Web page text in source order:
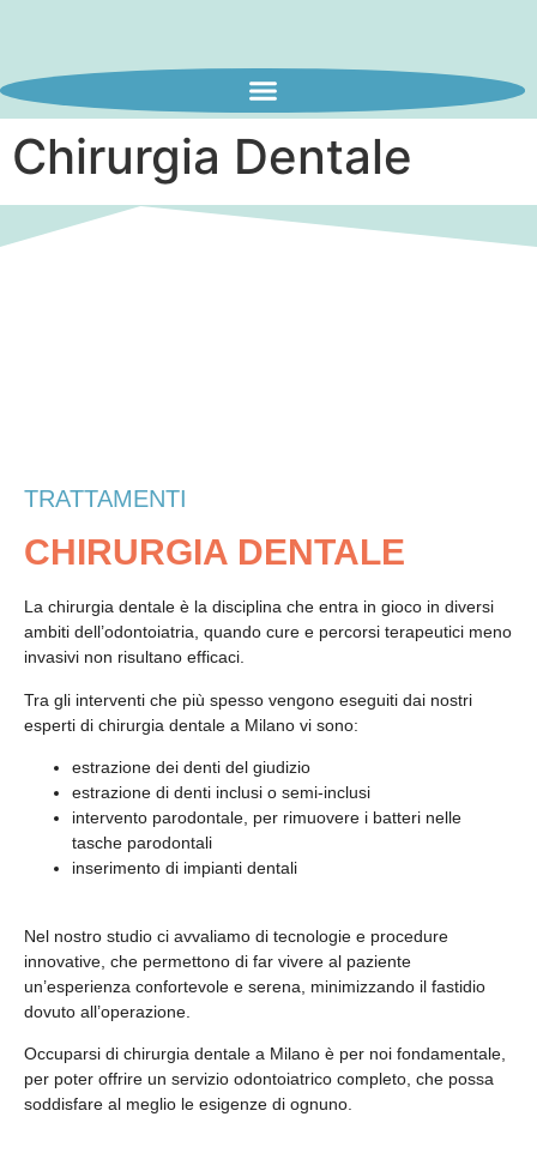
Chirurgia Dentale
TRATTAMENTI
CHIRURGIA DENTALE
La chirurgia dentale è la disciplina che entra in gioco in diversi
ambiti dell’odontoiatria, quando cure e percorsi terapeutici meno
invasivi non risultano efficaci.
Tra gli interventi che più spesso vengono eseguiti dai nostri
esperti di chirurgia dentale a Milano vi sono:
estrazione dei denti del giudizio
estrazione di denti inclusi o semi-inclusi
intervento parodontale, per rimuovere i batteri nelle
tasche parodontali
inserimento di impianti dentali
Nel nostro studio ci avvaliamo di tecnologie e procedure
innovative, che permettono di far vivere al paziente
un’esperienza confortevole e serena, minimizzando il fastidio
dovuto all’operazione.
Occuparsi di chirurgia dentale a Milano è per noi fondamentale,
per poter offrire un servizio odontoiatrico completo, che possa
soddisfare al meglio le esigenze di ognuno.